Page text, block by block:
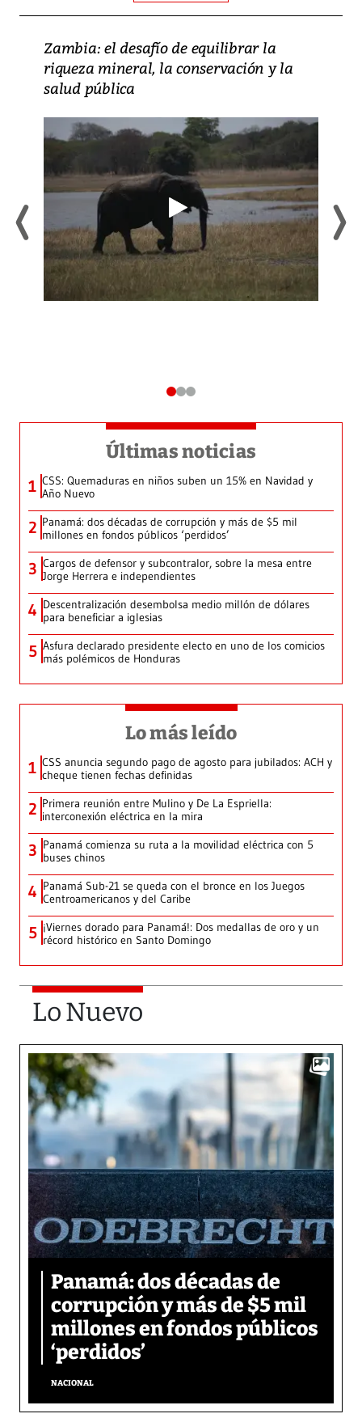
Zambia: el desafío de equilibrar la
riqueza mineral, la conservación y la
salud pública
Últimas noticias
1 CSS: Quemaduras en niños suben un 15% en Navidad y
Año Nuevo
2 Panamá: dos décadas de corrupción y más de $5 mil
millones en fondos públicos ‘perdidos’
3 Cargos de defensor y subcontralor, sobre la mesa entre
Jorge Herrera e independientes
4 Descentralización desembolsa medio millón de dólares
para beneficiar a iglesias
5 Asfura declarado presidente electo en uno de los comicios
más polémicos de Honduras
Lo más leído
1 CSS anuncia segundo pago de agosto para jubilados: ACH y
cheque tienen fechas definidas
2 Primera reunión entre Mulino y De La Espriella:
interconexión eléctrica en la mira
3 Panamá comienza su ruta a la movilidad eléctrica con 5
buses chinos
4 Panamá Sub-21 se queda con el bronce en los Juegos
Centroamericanos y del Caribe
5 ¡Viernes dorado para Panamá!: Dos medallas de oro y un
récord histórico en Santo Domingo
Lo Nuevo
Panamá: dos décadas de
corrupción y más de $5 mil
millones en fondos públicos
‘perdidos’
NACIONAL